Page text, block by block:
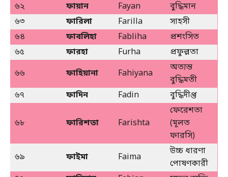
৬২
ফায়ান Fayan
বুদ্ধিমান
৬৩
ফারিলা Farilla
সাহসী
৬৪
ফাবলিহা Fabliha
প্রশংসিত
৬৫
ফারহা Furha
প্রফুল্লতা
৬৬
ফাহিয়ানা Fahiyana
অত্যন্ত
বুদ্ধিমতী
৬৭
ফাদিন Fadin বুদ্ধিদীপ্ত
৬৮ ফারিশতা Farishta
ফেরেশতা
(মূলত
ফারসি)
৬৯
ফাইমা Faima
উচ্চ ধারণা
পোষণকারী